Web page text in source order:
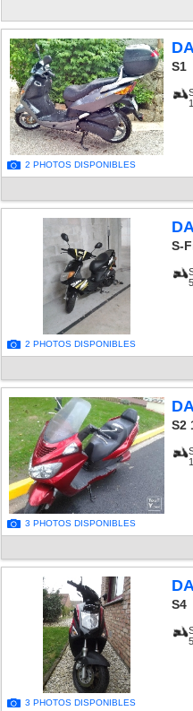
2 PHOTOS DISPONIBLES
S1
2 PHOTOS DISPONIBLES
S-
3 PHOTOS DISPONIBLES
S2
3 PHOTOS DISPONIBLES
S4